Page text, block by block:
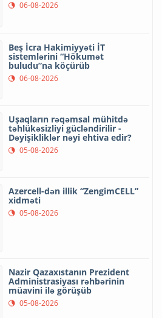
06-08-2026
Beş İcra Hakimiyyəti İT
sistemlərini “Hökumət
buludu”na köçürüb
06-08-2026
Uşaqların rəqəmsal mühitdə
təhlükəsizliyi gücləndirilir -
Dəyişikliklər nəyi ehtiva edir?
05-08-2026
Azercell-dən illik “ZengimCELL”
xidməti
05-08-2026
Nazir Qazaxıstanın Prezident
Administrasiyası rəhbərinin
müavini ilə görüşüb
05-08-2026